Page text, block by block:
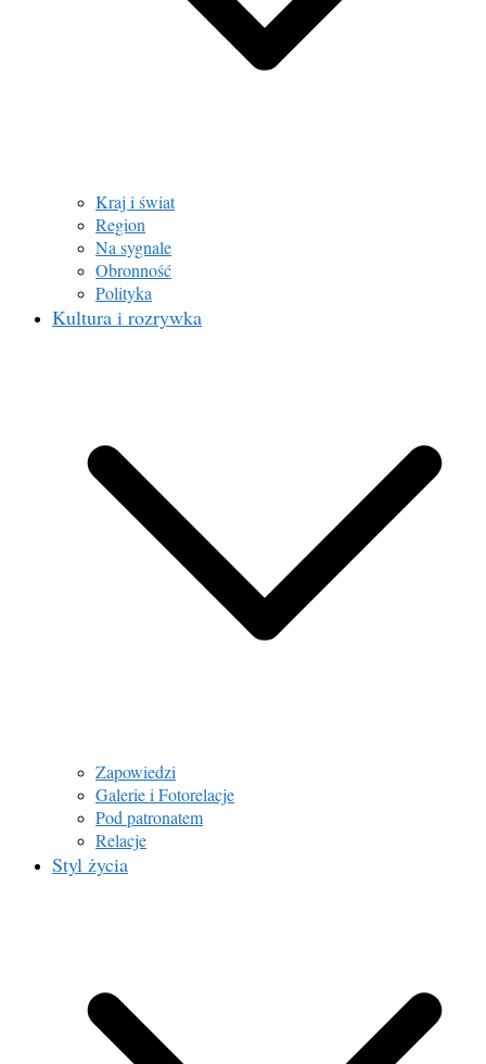
Kraj i świat
Region
Na sygnale
Obronność
Polityka
Kultura i rozrywka
Zapowiedzi
Galerie i Fotorelacje
Pod patronatem
Relacje
Styl życia